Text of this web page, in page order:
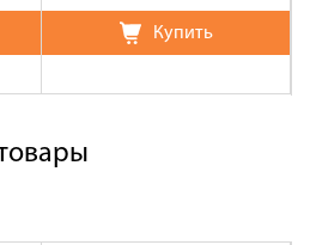
Купить